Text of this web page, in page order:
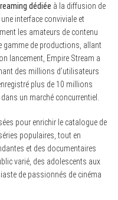
dédiée à la diffusion de
interface conviviale et
les amateurs de contenu
gamme de productions, allant
lancement, Empire Stream a
des millions d’utilisateurs
plus de 10 millions
un marché concurrentiel.
pour enrichir le catalogue de
populaires, tout en
et des documentaires
varié, des adolescents aux
de passionnés de cinéma